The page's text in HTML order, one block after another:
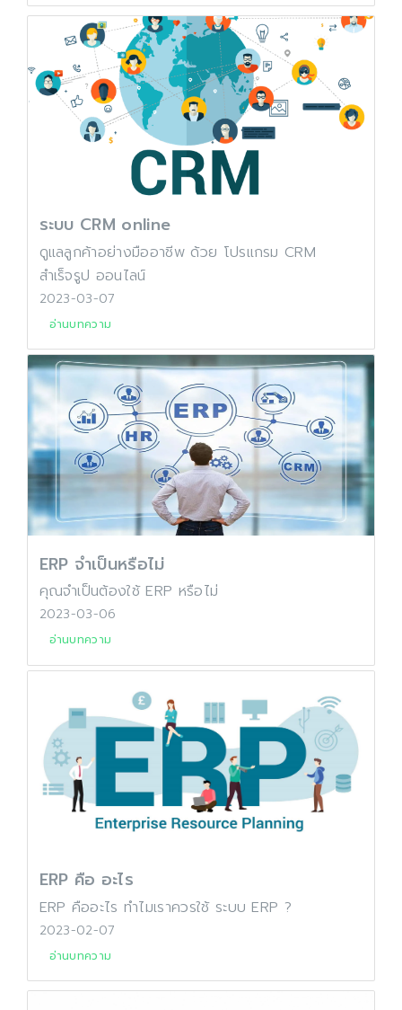
ระบบ CRM online
ดูแลลูกค้าอย่างมืออาชีพ ด้วย โปรแกรม CRM
สำเร็จรูป ออนไลน์
2023-03-07
อ่านบทความ
ERP จำเป็นหรือไม่
คุณจำเป็นต้องใช้ ERP หรือไม่
2023-03-06
อ่านบทความ
ERP คือ อะไร
ERP คืออะไร ทำไมเราควรใช้ ระบบ ERP ?
2023-02-07
อ่านบทความ